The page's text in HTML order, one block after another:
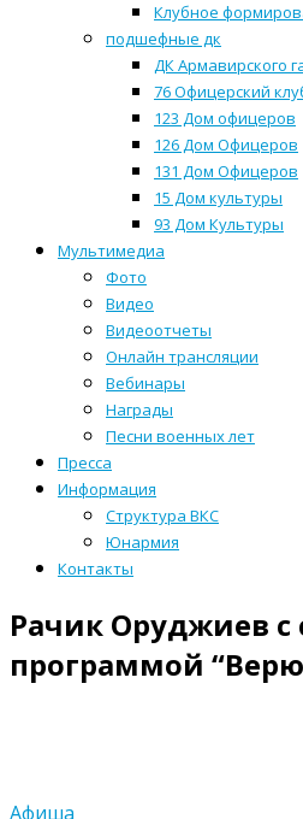
Клубное
подшефные дк
ДК Армавирского
76 Офицерский
123 Дом офицеров
126 Дом Офицеров
131 Дом Офицеров
15 Дом культуры
93 Дом Культуры
Мультимедиа
Фото
Видео
Видеоотчеты
Онлайн трансляции
Вебинары
Награды
Песни военных лет
Пресса
Информация
Структура ВКС
Юнармия
Контакты
Рачик Оруджиев с
программой
Афиша